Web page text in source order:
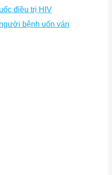
điều trị HIV
bệnh uốn ván